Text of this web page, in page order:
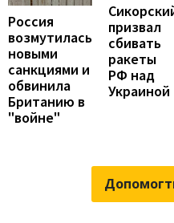
Россия
возмутилась
новыми
санкциями и
обвинила
Британию в
"войне"
призвал
сбивать
ракеты
РФ над
Украиной